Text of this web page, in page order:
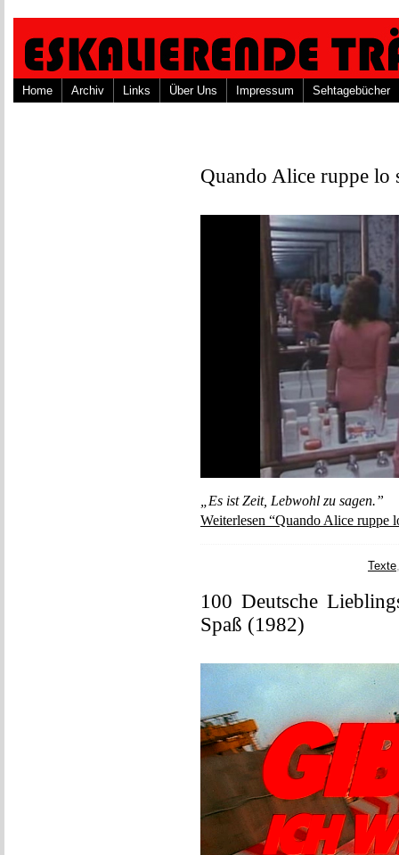
Home Archiv Links Über Uns Impressum Sehtagebücher
Quando Alice ruppe lo
„Es ist Zeit, Lebwohl zu sagen.”
Weiterlesen “Quando Alice ruppe
Texte,
100 Deutsche
Spaß (1982)